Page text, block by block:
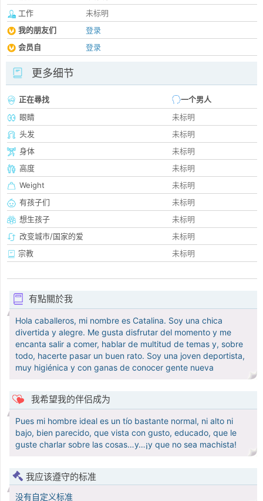
工作
未标明
我的朋友们
登录
会员自
登录
更多细节
正在尋找
一个男人
眼睛
未标明
头发
未标明
身体
未标明
高度
未标明
Weight
未标明
有孩子们
未标明
想生孩子
未标明
改变城市/国家的爱
未标明
宗教
未标明
有點關於我
Hola caballeros, mi nombre es Catalina. Soy una chica
divertida y alegre. Me gusta disfrutar del momento y me
encanta salir a comer, hablar de multitud de temas y, sobre
todo, hacerte pasar un buen rato. Soy una joven deportista,
muy higiénica y con ganas de conocer gente nueva
我希望我的伴侣成为
Pues mi hombre ideal es un tío bastante normal, ni alto ni
bajo, bien parecido, que vista con gusto, educado, que le
guste charlar sobre las cosas…y…¡y que no sea machista!
我应该遵守的标准
没有自定义标准